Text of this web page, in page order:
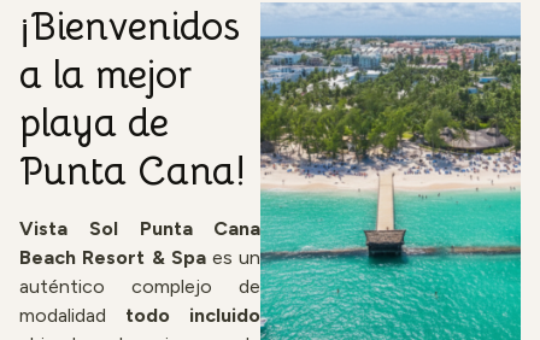
¡Bienvenidos
a la mejor
playa de
Punta Cana!
Vista Sol Punta Cana
Beach Resort & Spaes un
auténtico complejo de
modalidad todo incluido